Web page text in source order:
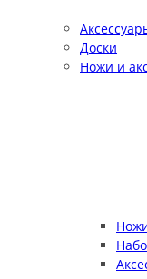
Доски
Ножи и